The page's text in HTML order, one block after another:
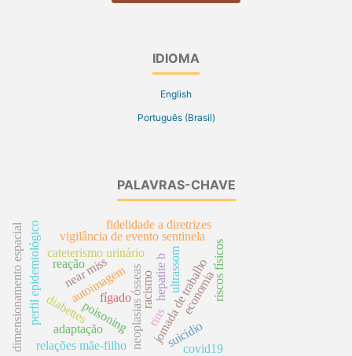
IDIOMA
English
Português (Brasil)
PALAVRAS-CHAVE
hepatite b
neoplasias ósseas
poisoning
ultrassom
cateterismo urinário
near miss
vigilância de evento sentinela
fidelidade a diretrizes
jornada de trabalho
relações mãe-filho
dimensionamento espacial riscos físicos
autoimagem
perfil epidemiológico economia
suicídio
reação
diabettes fígado
rins
racismo
adaptação
covid19